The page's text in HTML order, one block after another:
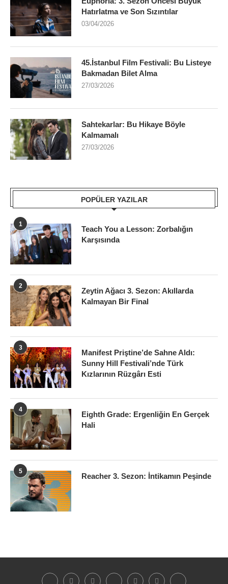
Hatırlatma ve Son Sızıntılar
03/04/2026
45.İstanbul Film Festivali: Bu Listeye
Bakmadan Bilet Alma
27/03/2026
Sahtekarlar: Bu Hikaye Böyle
Kalmamalı
27/03/2026
POPÜLER YAZILAR
1
Teach You a Lesson: Zorbalığın
Karşısında
2
Zeytin Ağacı 3. Sezon: Akıllarda
Kalmayan Bir Final
3
Manifest Priştine’de Sahne Aldı:
Sunny Hill Festivali’nde Türk
Kızlarının Rüzgârı Esti
4
Eighth Grade: Ergenliğin En Gerçek
Hali
5
Reacher 3. Sezon: İntikamın Peşinde